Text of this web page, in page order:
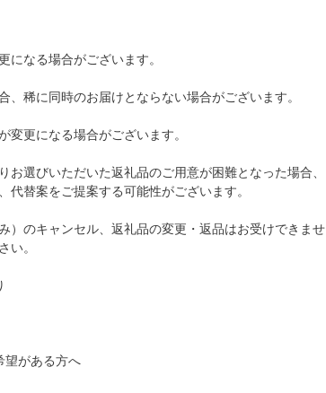
になる場合がございます。
、稀に同時のお届けとならない場合がございます。
変更になる場合がございます。
お選びいただいた返礼品のご用意が困難となった場合、
代替案をご提案する可能性がございます。
）のキャンセル、返礼品の変更・返品はお受けできませ
い。
望がある方へ